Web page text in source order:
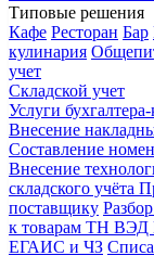
Типовые решения
Кафе Ресторан Бар
кулинария
учет
Складской учет
Услуги бухгалтера-
Внесение
Составление
Внесение
складского учёта
поставщику
к товарам ТН ВЭД
ЕГАИС и ЧЗ